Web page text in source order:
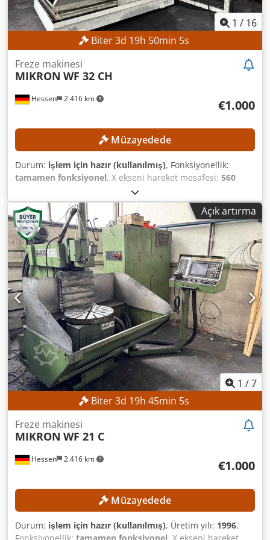
1 / 16
Biter3d 19h 50min 2s
Hessen 2.416 km
Freze makinesi
MIKRON WF 32 CH
€1.000
Müzayedede
Durum: işlem için hazır (kullanılmış), Fonksiyonellik:
tamamen fonksiyonel, X ekseni hareket mesafesi: 560
, Y ekseni hareket mesafesi:
mesafesi:400 mm, maksimum mil hızı:6.300 dev/dak,
dönme aralığı:45 ° , Asgari fiyat yok – en yüksek teklife
garanti satış! TEKNİK ÖZELLİKLER Dedszpwydopfx Adieck X
ekseni hareket mesafesi: 560 mm Y ekseni hareket
mesafesi: 500 mm Z ekseni hareket mesafesi: 400 mm
Devir aralığı: 25 – 6.300 dev/dak Dikey freze başlığı dönme
aralığı: +45° Dikey bağlama yüzeyi: 300 x 450 mm Dişli delik
sayısı: 2 x 6
Açık artırma
1 /7
Biter3d 19h 45min 2s
Hessen 2.416 km
Freze makinesi
MIKRON WF 21 C
€1.000
Müzayedede
Durum: işlem için hazır (kullanılmış), Üretim yılı: 1996,